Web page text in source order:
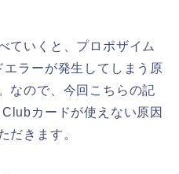
ていくと、プロポザイム
ラーが発生してしまう原
なので、今回こちらの記
カードが使えない原因
だきます。